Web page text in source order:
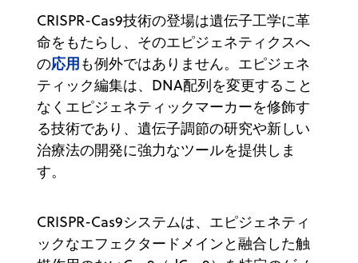
CRISPR-Cas9技術の登場は遺伝子工学に革
命をもたらし、そのエピジェネティクスへ
の応用も例外ではありません。エピジェネ
ティック編集は、DNA配列を変更すること
なくエピジェネティックマーカーを修飾す
る技術であり、遺伝子調節の研究や新しい
治療法の開発に強力なツールを提供しま
す。
CRISPR-Cas9システムは、エピジェネティ
ックなエフェクタードメインと融合した触